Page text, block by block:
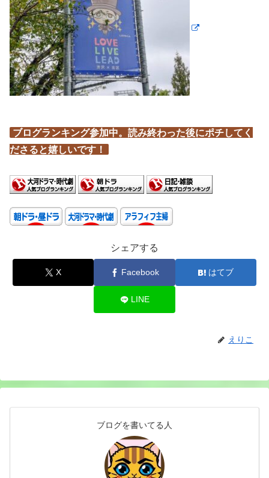
ブログランキング参加中。読み終わった後にポチしてく
ださると嬉しいです！
シェアする
X Facebook はてブ
LINE
えりこ
ブログを書いてる人